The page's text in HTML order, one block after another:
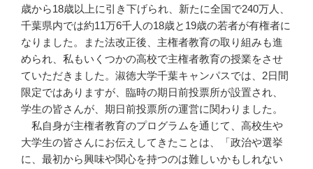
歳から18歳以上に引き下げられ、新たに全国で240万人、
千葉県内では約11万6千人の18歳と19歳の若者が有権者に
なりました。また法改正後、主権者教育の取り組みも進
められ、私もいくつかの高校で主権者教育の授業をさせ
ていただきました。淑徳大学千葉キャンパスでは、2日間
限定ではありますが、臨時の期日前投票所が設置され、
学生の皆さんが、期日前投票所の運営に関わりました。
私自身が主権者教育のプログラムを通じて、高校生や
大学生の皆さんにお伝えしてきたことは、「政治や選挙
に、最初から興味や関心を持つのは難しいかもしれない